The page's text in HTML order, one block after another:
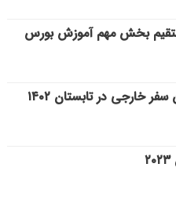
بخش مهم آموزش بورس
خارجی در تابستان ۱۴۰۲